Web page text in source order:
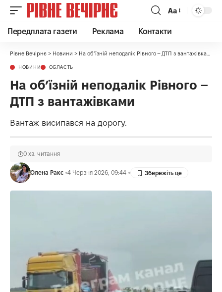
Аа
Передплата газети Реклама Контакти
Рівне Вечірнє > Новини > На об’їзній неподалік Рівного – ДТП з вантажівками
НОВИНИ ОБЛАСТЬ
На об’їзній неподалік Рівного –
ДТП з вантажівками
Вантаж висипався на дорогу.
Олена Ракс 4 Червня 2026, 09:44
0 хв. читання